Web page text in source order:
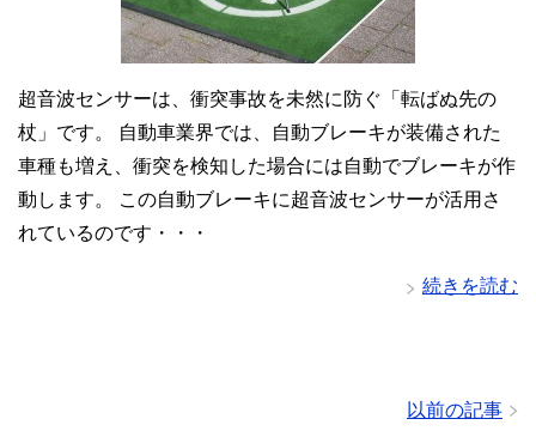
超音波センサーは、衝突事故を未然に防ぐ「転ばぬ先の
杖」です。 自動車業界では、自動ブレーキが装備された
車種も増え、衝突を検知した場合には自動でブレーキが作
動します。 この自動ブレーキに超音波センサーが活用さ
れているのです・・・
続きを読む
以前の記事